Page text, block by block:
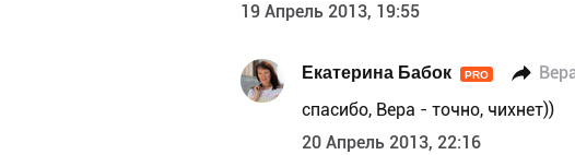
19 Апрель 2013, 19:55
Екатерина Бабок PRO
спасибо, Вера - точно, чихнет))
20 Апрель 2013, 22:16